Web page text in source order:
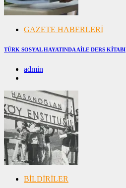
GAZETE HABERLERİ
TÜRK SOSYAL HAYATINDA AİLE DERS KİTABI
admin
BİLDİRİLER